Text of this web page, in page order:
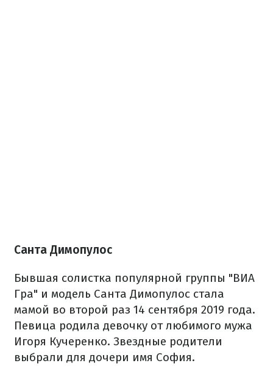
Санта Димопулос
Бывшая солистка популярной группы "ВИА
Гра" и модель Санта Димопулос стала
мамой во второй раз 14 сентября 2019 года.
Певица родила девочку от любимого мужа
Игоря Кучеренко. Звездные родители
выбрали для дочери имя София.